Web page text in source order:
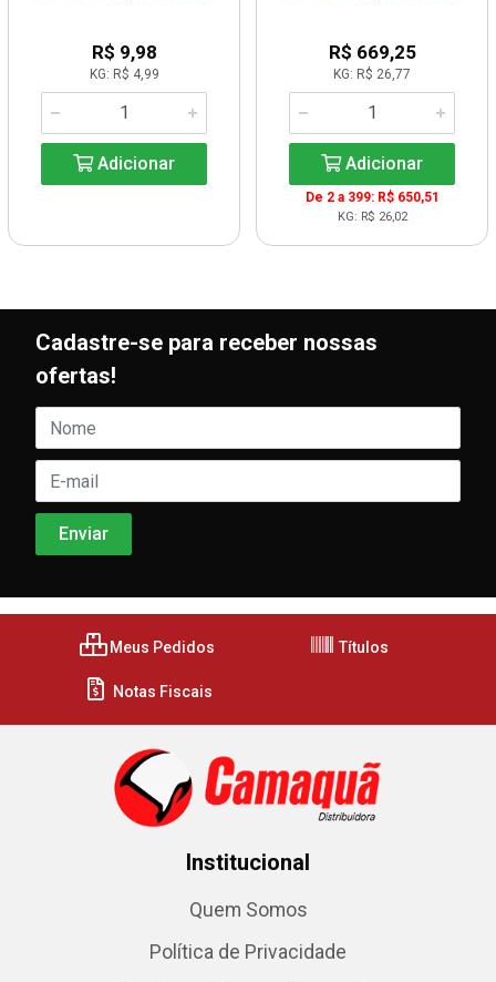
R$ 9,98
KG: R$ 4,99
Adicionar
R$ 669,25
KG: R$ 26,77
Adicionar
De 2 a 399: R$ 650,51
KG: R$ 26,02
Cadastre-se para receber nossas
ofertas!
Meus Pedidos Títulos
Notas Fiscais
Institucional
Quem Somos
Política de Privacidade